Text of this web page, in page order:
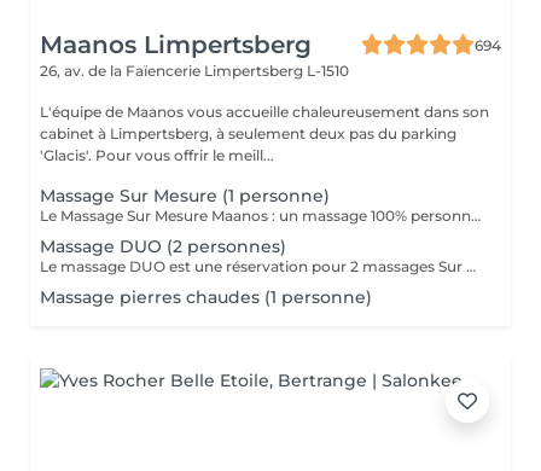
Maanos Limpertsberg
694
26, av. de la Faïencerie Limpertsberg L-1510
L'équipe de Maanos vous accueille chaleureusement dans son
cabinet à Limpertsberg, à seulement deux pas du parking
'Glacis'. Pour vous offrir le meill...
Massage Sur Mesure (1 personne)
Le Massage Sur Mesure Maanos : un massage 100% personnalisé en fonction de vos besoins et de vos envies !
Massage DUO (2 personnes)
Le massage DUO est une réservation pour 2 massages Sur Mesure, en même temps dans la même cabine. Les 2 personnes pourront personnaliser leurs massages en fonction de leurs envies. Possibilité de demander 2 cabines séparées en arrivant sur place.
Massage pierres chaudes (1 personne)